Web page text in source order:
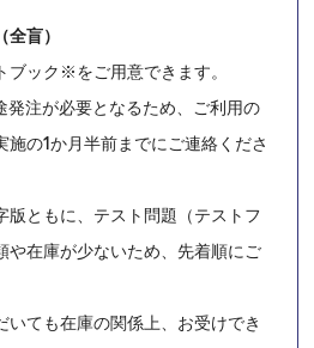
盲）
ブック※をご用意できます。
発注が必要となるため、ご利用の
施の1か月半前までにご連絡くださ
版ともに、テスト問題（テストフ
や在庫が少ないため、先着順にご
いても在庫の関係上、お受けでき